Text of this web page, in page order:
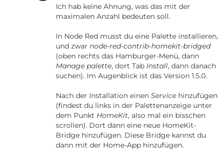
Ich hab keine Ahnung, was das mit der
maximalen Anzahl bedeuten soll.
In Node Red musst du eine Palette installieren,
und zwar node-red-contrib-homekit-bridged
(oben rechts das Hamburger-Menü, dann
Manage palette, dort Tab Install, dann danach
suchen). Im Augenblick ist das Version 1.5.0.
Nach der Installation einen Service hinzufügen
(findest du links in der Palettenanzeige unter
dem Punkt HomeKit, also mal ein bisschen
scrollen). Dort dann eine neue HomeKit-
Bridge hinzufügen. Diese Bridge kannst du
dann mit der Home-App hinzufügen.